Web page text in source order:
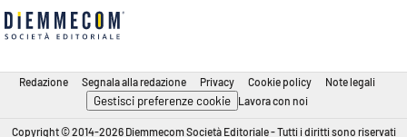
Redazione Segnala alla redazione Privacy Cookie policy Note legali
Gestisci preferenze cookie Lavora con noi
Copyright © 2014-2026 Diemmecom Società Editoriale - Tutti i diritti sono riservati